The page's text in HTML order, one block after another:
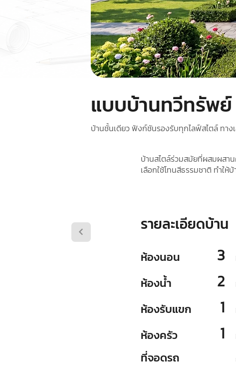
แบบบ้านทวีทรัพ
บ้านชั้นเดียว ฟังก์ชันรองรับทุกไลฟ์สไตล์ ทา
บ้านสไตล์ร่วมสมัยที่ผสมผสา
เลือกใช้โทนสีธรรมชาติ ทำให้
รายละเอียดบ้าน
ห้องนอน 3
ห้องน้ำ 2
ห้องรับแขก 1
ห้องครัว 1
ที่จอดรถ